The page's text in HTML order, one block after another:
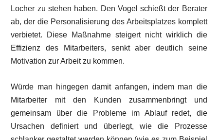
Locher zu stehen haben. Den Vogel schießt der Berater
ab, der die Personalisierung des Arbeitsplatzes komplett
verbietet. Diese Maßnahme steigert nicht wirklich die
Effizienz des Mitarbeiters, senkt aber deutlich seine
Motivation zur Arbeit zu kommen.
Würde man hingegen damit anfangen, indem man die
Mitarbeiter mit den Kunden zusammenbringt und
gemeinsam über die Probleme im Ablauf redet, die
Ursachen definiert und überlegt, wie die Prozesse